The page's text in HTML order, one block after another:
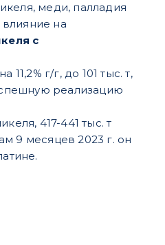
меди, палладия
на
с
г/г, до 101 тыс. т,
реализацию
417-441 тыс. т
9 месяцев 2023 г. он